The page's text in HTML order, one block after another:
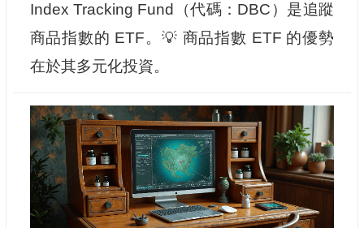
Index Tracking Fund（代碼：DBC）是追蹤
商品指數的 ETF。💡 商品指數 ETF 的優勢
在於其多元化投資。